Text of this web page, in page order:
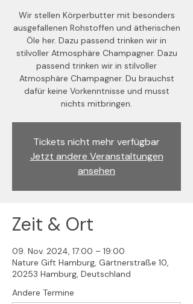
Wir stellen Körperbutter mit besonders
ausgefallenen Rohstoffen und ätherischen
Öle her. Dazu passend trinken wir in
stilvoller Atmosphäre Champagner. Dazu
passend trinken wir in stilvoller
Atmosphäre Champagner. Du brauchst
dafür keine Vorkenntnisse und musst
nichts mitbringen.
Tickets nicht mehr verfügbar
Jetzt andere Veranstaltungen
ansehen
Zeit & Ort
09. Nov. 2024, 17:00 – 19:00
Nature Gift Hamburg, Gärtnerstraße 10,
20253 Hamburg, Deutschland
Andere Termine